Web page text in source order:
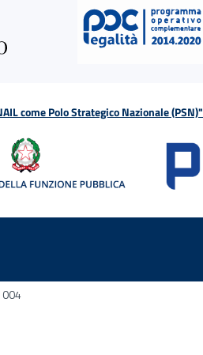
come Polo Strategico Nazionale (PSN)"
nuova finestra
interno - Apre nella stessa finestra